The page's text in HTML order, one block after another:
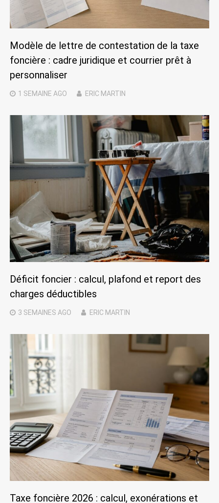
Modèle de lettre de contestation de la taxe
foncière : cadre juridique et courrier prêt à
personnaliser
1 SEMAINE AGO ERIC MARTIN
Déficit foncier : calcul, plafond et report des
charges déductibles
3 SEMAINES AGO ERIC MARTIN
Taxe foncière 2026 : calcul, exonérations et